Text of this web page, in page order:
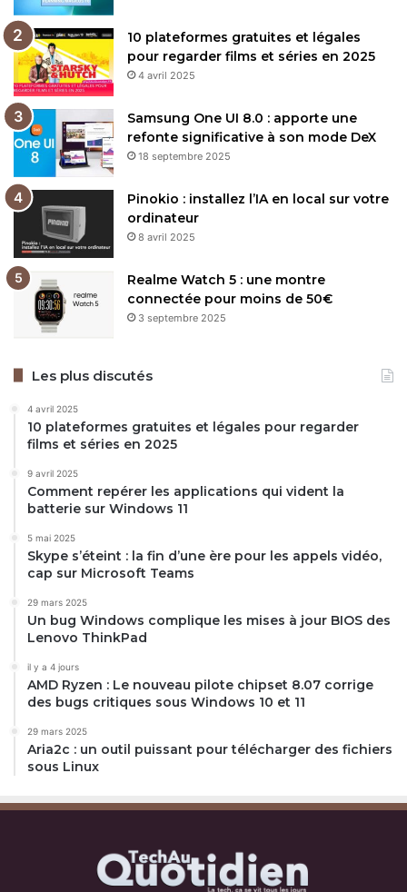
10 plateformes gratuites et légales
pour regarder films et séries en 2025
4 avril 2025
Samsung One UI 8.0 : apporte une
refonte significative à son mode DeX
18 septembre 2025
Pinokio : installez l’IA en local sur votre
ordinateur
8 avril 2025
Realme Watch 5 : une montre
connectée pour moins de 50€
3 septembre 2025
Les plus discutés
4 avril 2025
10 plateformes gratuites et légales pour regarder
films et séries en 2025
9 avril 2025
Comment repérer les applications qui vident la
batterie sur Windows 11
5 mai 2025
Skype s’éteint : la fin d’une ère pour les appels vidéo,
cap sur Microsoft Teams
29 mars 2025
Un bug Windows complique les mises à jour BIOS des
Lenovo ThinkPad
il y a 4 jours
AMD Ryzen : Le nouveau pilote chipset 8.07 corrige
des bugs critiques sous Windows 10 et 11
29 mars 2025
Aria2c : un outil puissant pour télécharger des fichiers
sous Linux